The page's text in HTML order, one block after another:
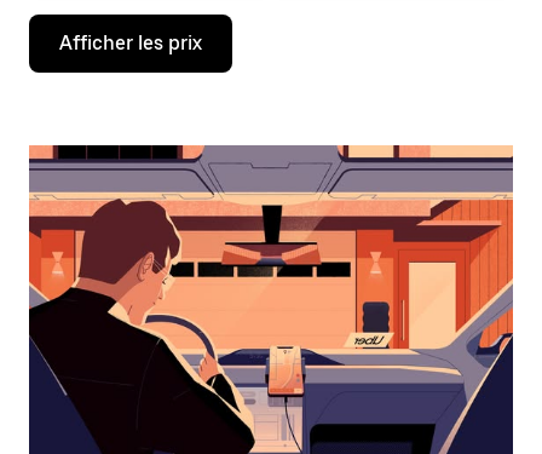
Appuyez
la
bas
interagir
avec
calendrier
et
sélectionner
une
date.
Appuyez
Afficher les prix